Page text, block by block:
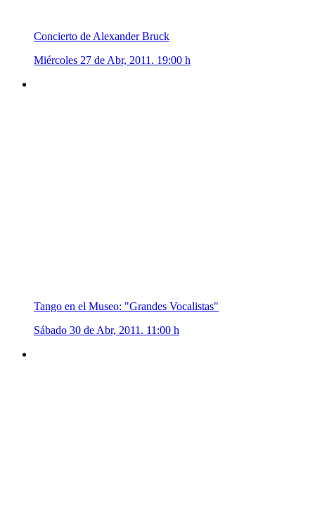
Concierto de Alexander Bruck
Miércoles 27 de Abr, 2011. 19:00 h
Tango en el Museo: "Grandes Vocalistas"
Sábado 30 de Abr, 2011. 11:00 h